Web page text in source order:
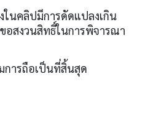
นคลิปมีการดัดแปลงเกิน
อสงวนสิทธิ์ในการพิจารณา
การถือเป็นที่สิ้นสุด